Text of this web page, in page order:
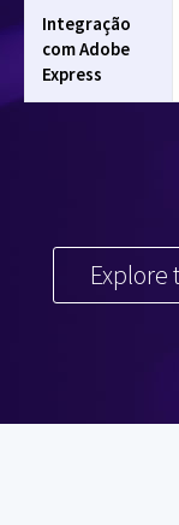
Integração
com Adobe
Express